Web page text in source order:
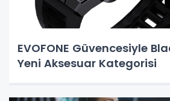
EVOFONE Güvencesiyle
Yeni Aksesuar Kategorisi